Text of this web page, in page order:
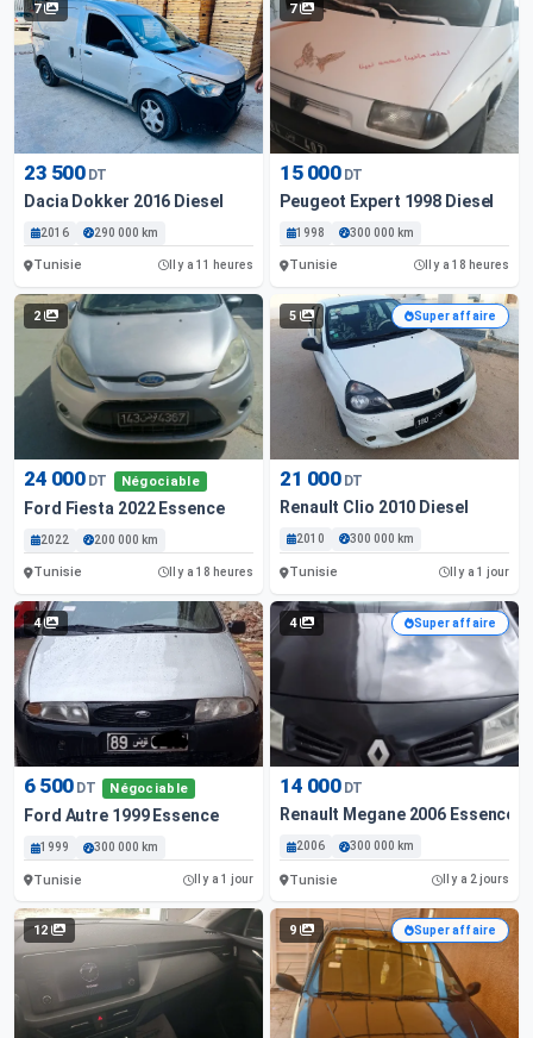
7
23 500 DT
Dacia Dokker 2016 Diesel
2016 290 000 km
Tunisie Il y a 11 heures
7
15 000 DT
Peugeot Expert 1998 Diesel
1998 300 000 km
Tunisie Il y a 18 heures
2
24 000 DT Négociable
Ford Fiesta 2022 Essence
2022 200 000 km
Tunisie Il y a 18 heures
5 Super affaire
21 000 DT
Renault Clio 2010 Diesel
2010 300 000 km
Tunisie Il y a 1 jour
4
6 500 DT Négociable
Ford Autre 1999 Essence
1999 300 000 km
Tunisie Il y a 1 jour
4 Super affaire
14 000 DT
Renault Megane 2006 Essence
2006 300 000 km
Tunisie Il y a 2 jours
12 9 Super affaire